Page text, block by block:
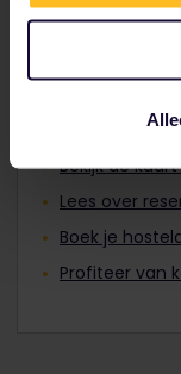
Plan je reis
Bekijk
Bekijk de
Lees over
Boek je
Profiteer van